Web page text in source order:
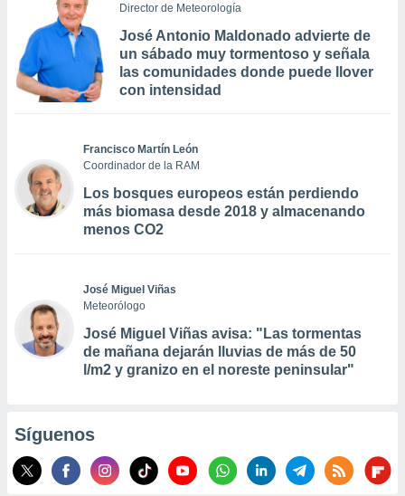
Director de Meteorología
José Antonio Maldonado advierte de
un sábado muy tormentoso y señala
las comunidades donde puede llover
con intensidad
Francisco Martín León
Coordinador de la RAM
Los bosques europeos están perdiendo
más biomasa desde 2018 y almacenando
menos CO2
José Miguel Viñas
Meteorólogo
José Miguel Viñas avisa: "Las tormentas
de mañana dejarán lluvias de más de 50
l/m2 y granizo en el noreste peninsular"
Síguenos